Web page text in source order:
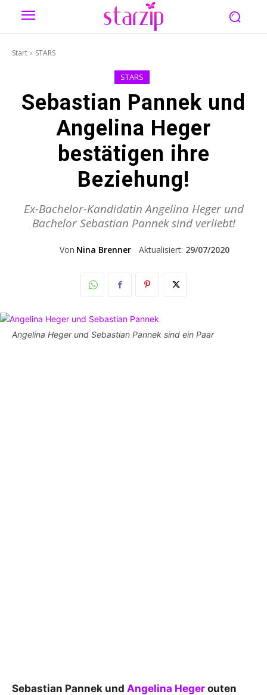
Start STARS
STARS
Sebastian Pannek und
Angelina Heger
bestätigen ihre
Beziehung!
Ex-Bachelor-Kandidatin Angelina Heger und
Bachelor Sebastian Pannek sind verliebt!
Von Nina Brenner Aktualisiert: 29/07/2020
Angelina Heger und Sebastian Pannek sind ein Paar
Sebastian Pannek und Angelina Heger outen